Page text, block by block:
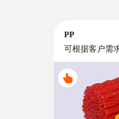
PP
可根据客户需